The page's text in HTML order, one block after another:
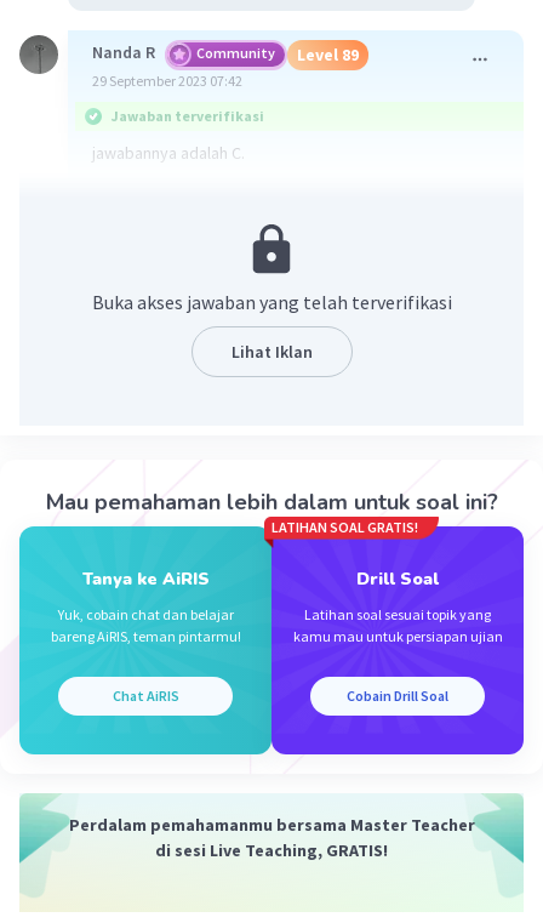
Nanda R Community Level 89
29 September 2023 07:42
Jawaban terverifikasi
jawabannya adalah C.
karena p<q, maka nilai p dan q berturut-turut adalah -8
dan -7.
Beri Rating· 0) Balas
Buka akses jawaban yang telah terverifikasi
Lihat Iklan
Mau pemahaman lebih dalam untuk soal ini?
Tanya ke AiRIS
Yuk, cobain chat dan belajar
bareng AiRIS, teman pintarmu!
Chat AiRIS
LATIHAN SOAL GRATIS!
Drill Soal
Latihan soal sesuai topik yang
kamu mau untuk persiapan ujian
Cobain Drill Soal
Perdalam pemahamanmu bersama Master Teacher
di sesi Live Teaching, GRATIS!